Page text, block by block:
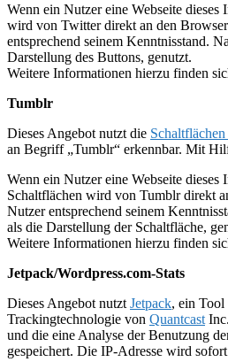
Wenn ein Nutzer eine Webseite
wird von Twitter direkt an den
entsprechend seinem Kenntnisstand.
Darstellung des Buttons, genutzt.
Weitere Informationen hierzu finden
Tumblr
Dieses Angebot nutzt die
an Begriff „Tumblr“ erkennbar. Mit
Wenn ein Nutzer eine Webseite
Schaltflächen wird von Tumblr direkt
Nutzer entsprechend seinem
als die Darstellung der Schaltfläche,
Weitere Informationen hierzu finden
Jetpack/Wordpress.com-Stats
Dieses Angebot nutzt Jetpack, ein Tool
Trackingtechnologie von Quantcast
und die eine Analyse der Benutzung
gespeichert. Die IP-Adresse wird